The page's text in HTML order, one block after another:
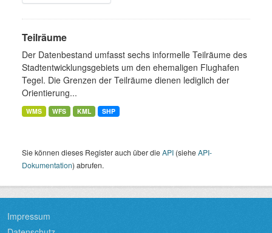
Teilräume
Der Datenbestand umfasst sechs informelle Teilräume des
Stadtentwicklungsgebiets um den ehemaligen Flughafen
Tegel. Die Grenzen der Teilräume dienen lediglich der
Orientierung...
WMS WFS KML SHP
Sie können dieses Register auch über dieAPI (sieheAPI-
Dokumentation) abrufen.
Impressum